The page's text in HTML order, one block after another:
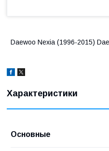
Daewoo Nexia (1996-2015)
Характеристики
Основные